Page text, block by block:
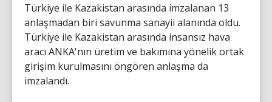
Türkiye ile Kazakistan arasında imzalanan 13
anlaşmadan biri savunma sanayii alanında oldu.
Türkiye ile Kazakistan arasında insansız hava
aracı ANKA'nın üretim ve bakımına yönelik ortak
girişim kurulmasını öngören anlaşma da
imzalandı.